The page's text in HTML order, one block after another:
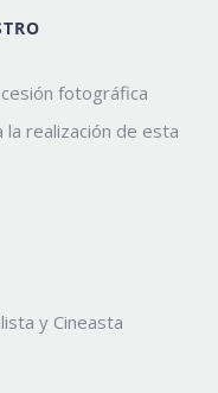
cesión fotográfica
realización de esta
y Cineasta